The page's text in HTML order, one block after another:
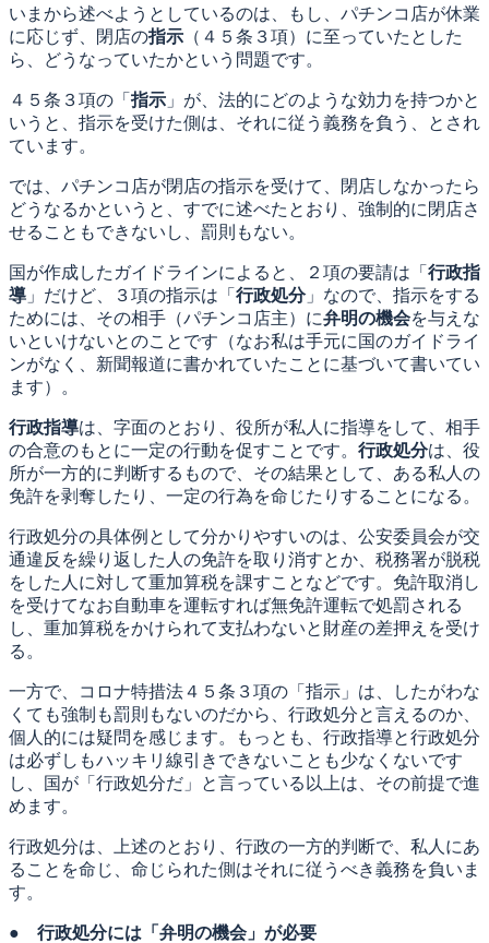
いまから述べようとしているのは、もし、パチンコ店が休業
に応じず、閉店の指示 （４５条３項）に至っていたとした
ら、どうなっていたかという問題です。
４５条３項の「 指示 」が、法的にどのような効力を持つかと
いうと、指示を受けた側は、それに従う義務を負う、とされ
ています。
では、パチンコ店が閉店の指示を受けて、閉店しなかったら
どうなるかというと、すでに述べたとおり、強制的に閉店さ
せることもできないし、罰則もない。
国が作成したガイドラインによると、２項の要請は「 行政指
導 」だけど、３項の指示は「 行政処分」なので、指示をする
ためには、その相手（パチンコ店主）に弁明の機会を与えな
いといけないとのことです（なお私は手元に国のガイドライ
ンがなく、新聞報道に書かれていたことに基づいて書いてい
ます）。
行政指導は、字面のとおり、役所が私人に指導をして、相手
の合意のもとに一定の行動を促すことです。 行政処分は、役
所が一方的に判断するもので、その結果として、ある私人の
免許を剥奪したり、一定の行為を命じたりすることになる。
行政処分の具体例として分かりやすいのは、公安委員会が交
通違反を繰り返した人の免許を取り消すとか、税務署が脱税
をした人に対して重加算税を課すことなどです。免許取消し
を受けてなお自動車を運転すれば無免許運転で処罰される
し、重加算税をかけられて支払わないと財産の差押えを受け
る。
一方で、コロナ特措法４５条３項の「指示」は、したがわな
くても強制も罰則もないのだから、行政処分と言えるのか、
個人的には疑問を感じます。もっとも、行政指導と行政処分
は必ずしもハッキリ線引きできないことも少なくないです
し、国が「行政処分だ」と言っている以上は、その前提で進
めます。
行政処分は、上述のとおり、行政の一方的判断で、私人にあ
ることを命じ、命じられた側はそれに従うべき義務を負いま
す。
● 行政処分には「弁明の機会」が必要